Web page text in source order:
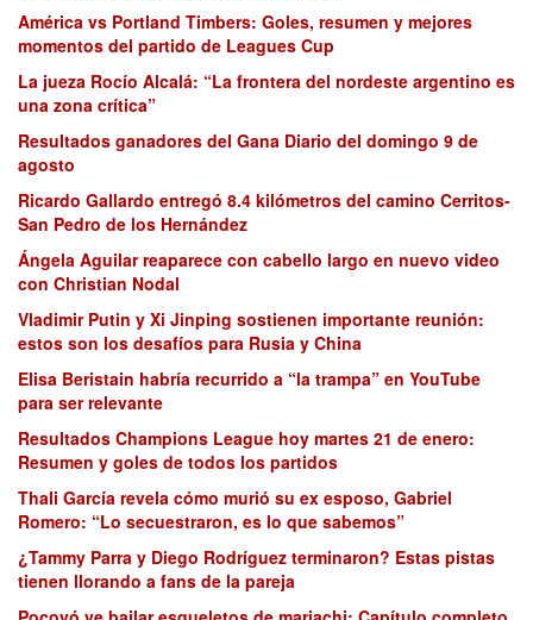
América vs Portland Timbers: Goles, resumen y mejores
momentos del partido de Leagues Cup
La jueza Rocío Alcalá: “La frontera del nordeste argentino es
una zona crítica”
Resultados ganadores del Gana Diario del domingo 9 de
agosto
Ricardo Gallardo entregó 8.4 kilómetros del camino Cerritos-
San Pedro de los Hernández
Ángela Aguilar reaparece con cabello largo en nuevo video
con Christian Nodal
Vladimir Putin y Xi Jinping sostienen importante reunión:
estos son los desafíos para Rusia y China
Elisa Beristain habría recurrido a “la trampa” en YouTube
para ser relevante
Resultados Champions League hoy martes 21 de enero:
Resumen y goles de todos los partidos
Thali García revela cómo murió su ex esposo, Gabriel
Romero: “Lo secuestraron, es lo que sabemos”
¿Tammy Parra y Diego Rodríguez terminaron? Estas pistas
tienen llorando a fans de la pareja